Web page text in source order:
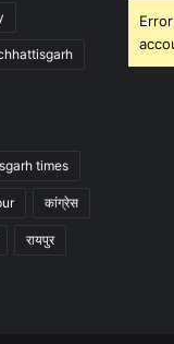
times
कांग्रेस
रायपुर